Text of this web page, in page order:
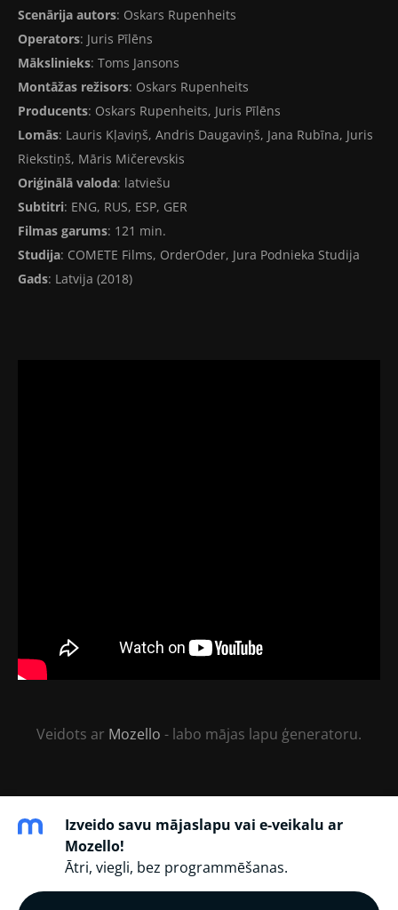
Scenārija autors: Oskars Rupenheits
Operators: Juris Pīlēns
Mākslinieks: Toms Jansons
Montāžas režisors: Oskars Rupenheits
Producents: Oskars Rupenheits, Juris Pīlēns
Lomās: Lauris Kļaviņš, Andris Daugaviņš, Jana Rubīna, Juris
Riekstiņš, Māris Mičerevskis
Oriģinālā valoda: latviešu
Subtitri: ENG, RUS, ESP, GER
Filmas garums: 121 min.
Studija: COMETE Films, OrderOder, Jura Podnieka Studija
Gads: Latvija (2018)
Veidots ar Mozello - labo mājas lapu ģeneratoru.
Izveido savu mājaslapu vai e-veikalu ar
Mozello!
Ātri, viegli, bez programmēšanas.